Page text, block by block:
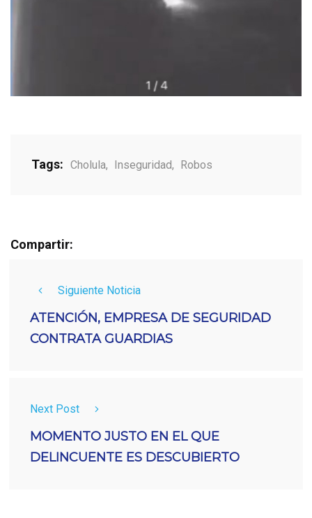
Tags: Cholula, Inseguridad, Robos
Compartir:
Siguiente Noticia
ATENCIÓN, EMPRESA DE SEGURIDAD
CONTRATA GUARDIAS
Next Post
MOMENTO JUSTO EN EL QUE
DELINCUENTE ES DESCUBIERTO